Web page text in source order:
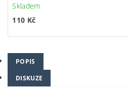
Skladem
110 Kč
POPIS
DISKUZE